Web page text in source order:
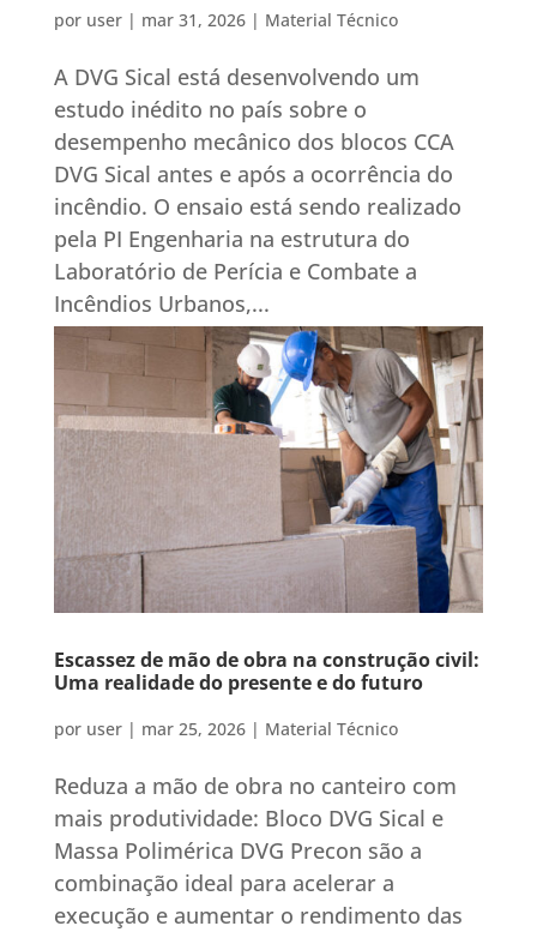
por user| mar 31, 2026| Material Técnico
A DVG Sical está desenvolvendo um
estudo inédito no país sobre o
desempenho mecânico dos blocos CCA
DVG Sical antes e após a ocorrência do
incêndio. O ensaio está sendo realizado
pela PI Engenharia na estrutura do
Laboratório de Perícia e Combate a
Incêndios Urbanos,...
Escassez de mão de obra na construção civil:
Uma realidade do presente e do futuro
por user| mar 25, 2026| Material Técnico
Reduza a mão de obra no canteiro com
mais produtividade: Bloco DVG Sical e
Massa Polimérica DVG Precon são a
combinação ideal para acelerar a
execução e aumentar o rendimento das